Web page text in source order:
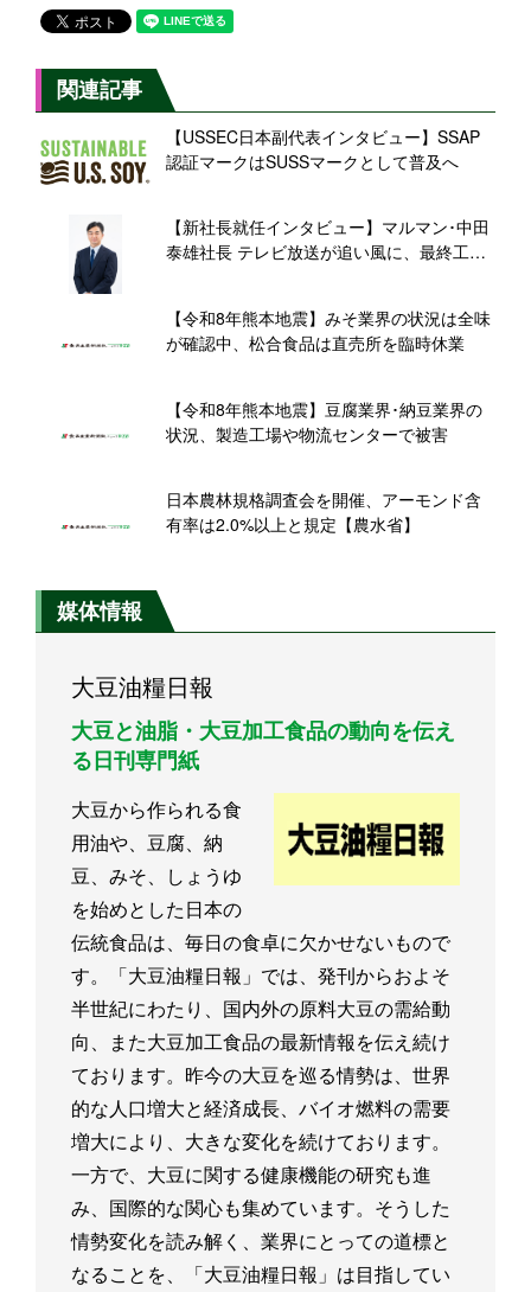
関連記事
【USSEC日本副代表インタビュー】SSAP
認証マークはSUSSマークとして普及へ
【新社長就任インタビュー】マルマン･中田
泰雄社長 テレビ放送が追い風に、最終工程
【令和8年熊本地震】みそ業界の状況は全味
が確認中、松合食品は直売所を臨時休業
【令和8年熊本地震】豆腐業界･納豆業界の
状況、製造工場や物流センターで被害
日本農林規格調査会を開催、アーモンド含
有率は2.0%以上と規定【農水省】
媒体情報
大豆油糧日報
大豆と油脂・大豆加工食品の動向を伝え
る日刊専門紙
大豆から作られる食
用油や、豆腐、納
豆、みそ、しょうゆ
を始めとした日本の
伝統食品は、毎日の食卓に欠かせないもので
す。「大豆油糧日報」では、発刊からおよそ
半世紀にわたり、国内外の原料大豆の需給動
向、また大豆加工食品の最新情報を伝え続け
ております。昨今の大豆を巡る情勢は、世界
的な人口増大と経済成長、バイオ燃料の需要
増大により、大きな変化を続けております。
一方で、大豆に関する健康機能の研究も進
み、国際的な関心も集めています。そうした
情勢変化を読み解く、業界にとっての道標と
なることを、「大豆油糧日報」は目指してい